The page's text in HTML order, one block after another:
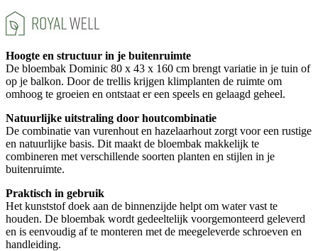
Hoogte en structuur in je buitenruimte
De bloembak Dominic 80 x 43 x 160 cm brengt variatie in je tuin of
op je balkon. Door de trellis krijgen klimplanten de ruimte om
omhoog te groeien en ontstaat er een speels en gelaagd geheel.
Natuurlijke uitstraling door houtcombinatie
De combinatie van vurenhout en hazelaarhout zorgt voor een rustige
en natuurlijke basis. Dit maakt de bloembak makkelijk te
combineren met verschillende soorten planten en stijlen in je
buitenruimte.
Praktisch in gebruik
Het kunststof doek aan de binnenzijde helpt om water vast te
houden. De bloembak wordt gedeeltelijk voorgemonteerd geleverd
en is eenvoudig af te monteren met de meegeleverde schroeven en
handleiding.